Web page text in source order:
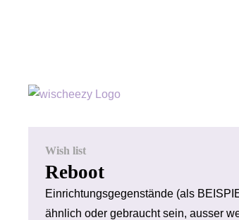
Wish list
Reboot
Einrichtungsgegenstände (als
ähnlich oder gebraucht sein, ausser